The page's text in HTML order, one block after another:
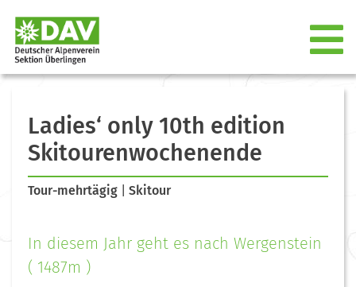
Ladies‘ only 10th edition
Skitourenwochenende
Tour-mehrtägig Skitour
In diesem Jahr geht es nach Wergenstein
( 1487m )